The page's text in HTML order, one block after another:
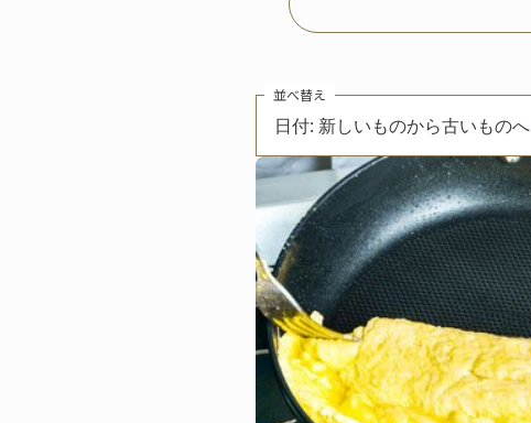
日付: 新しいものから古いものへ
並べ替え